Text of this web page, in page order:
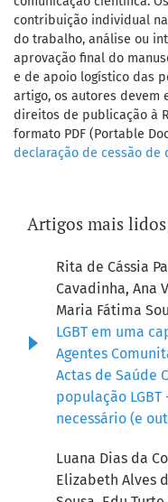
contribuição individual
do trabalho, análise ou
aprovação final do
e de apoio logístico das
artigo, os autores devem
direitos de publicação à
formato PDF (Portable
declaração de cessão de
Artigos mais
Rita de Cássia
Cavadinha, Ana
Maria Fátima
LGBT em uma
Agentes
Actas de Saúde
população
necessário (e
Luana Dias da
Elizabeth Alves